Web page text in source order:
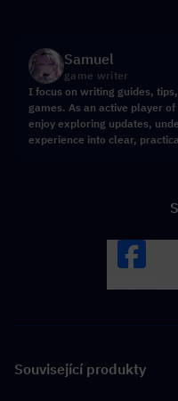
Samuel
game writer
I focus on writing guides,
games. As an active player
enjoy exploring updates,
experience into clear,
Související produkty